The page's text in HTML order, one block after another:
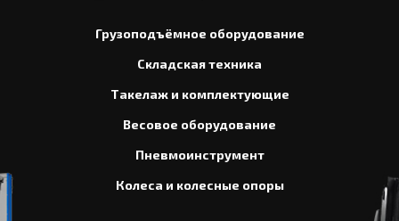
Грузоподъёмное оборудование
Складская техника
Такелаж и комплектующие
Весовое оборудование
Пневмоинструмент
Колеса и колесные опоры